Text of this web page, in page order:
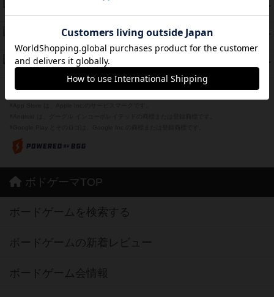
PT
PT
スーパーストア3000
PT
フリップ７：復讐心とともに
ボドゲーマTOP
ボードゲームを検索する
ボードゲームの新着レビュー
ボードゲーム会情報